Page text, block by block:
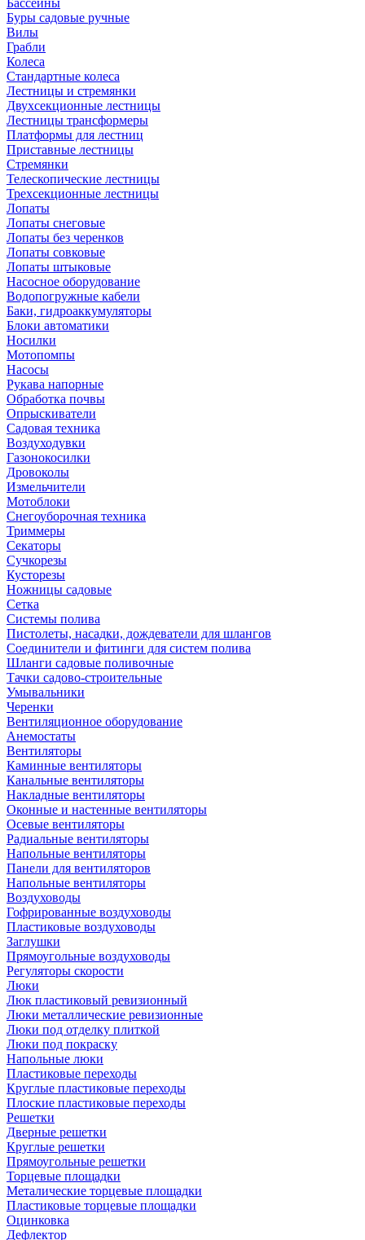
Бассейны
Буры садовые ручные
Вилы
Грабли
Колеса
Стандартные колеса
Лестницы и стремянки
Двухсекционные лестницы
Лестницы трансформеры
Платформы для лестниц
Приставные лестницы
Стремянки
Телескопические лестницы
Трехсекционные лестницы
Лопаты
Лопаты снеговые
Лопаты без черенков
Лопаты совковые
Лопаты штыковые
Насосное оборудование
Водопогружные кабели
Баки, гидроаккумуляторы
Блоки автоматики
Носилки
Мотопомпы
Насосы
Рукава напорные
Обработка почвы
Опрыскиватели
Садовая техника
Воздуходувки
Газонокосилки
Дровоколы
Измельчители
Мотоблоки
Снегоуборочная техника
Триммеры
Секаторы
Сучкорезы
Кусторезы
Ножницы садовые
Сетка
Системы полива
Пистолеты, насадки, дождеватели для шлангов
Соединители и фитинги для систем полива
Шланги садовые поливочные
Тачки садово-строительные
Умывальники
Черенки
Вентиляционное оборудование
Анемостаты
Вентиляторы
Каминные вентиляторы
Канальные вентиляторы
Накладные вентиляторы
Оконные и настенные вентиляторы
Осевые вентиляторы
Радиальные вентиляторы
Напольные вентиляторы
Панели для вентиляторов
Напольные вентиляторы
Воздуховоды
Гофрированные воздуховоды
Пластиковые воздуховоды
Заглушки
Прямоугольные воздуховоды
Регуляторы скорости
Люки
Люк пластиковый ревизионный
Люки металлические ревизионные
Люки под отделку плиткой
Люки под покраску
Напольные люки
Пластиковые переходы
Круглые пластиковые переходы
Плоские пластиковые переходы
Решетки
Дверные решетки
Круглые решетки
Прямоугольные решетки
Торцевые площадки
Металические торцевые площадки
Пластиковые торцевые площадки
Оцинковка
Дефлектор